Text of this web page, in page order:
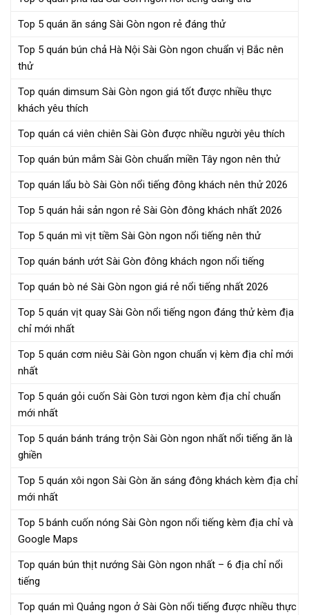
Top 5 quán ăn sáng Sài Gòn ngon rẻ đáng thử
Top 5 quán bún chả Hà Nội Sài Gòn ngon chuẩn vị Bắc nên
thử
Top quán dimsum Sài Gòn ngon giá tốt được nhiều thực
khách yêu thích
Top quán cá viên chiên Sài Gòn được nhiều người yêu thích
Top quán bún mắm Sài Gòn chuẩn miền Tây ngon nên thử
Top quán lẩu bò Sài Gòn nổi tiếng đông khách nên thử 2026
Top 5 quán hải sản ngon rẻ Sài Gòn đông khách nhất 2026
Top 5 quán mì vịt tiềm Sài Gòn ngon nổi tiếng nên thử
Top quán bánh ướt Sài Gòn đông khách ngon nổi tiếng
Top quán bò né Sài Gòn ngon giá rẻ nổi tiếng nhất 2026
Top 5 quán vịt quay Sài Gòn nổi tiếng ngon đáng thử kèm địa
chỉ mới nhất
Top 5 quán cơm niêu Sài Gòn ngon chuẩn vị kèm địa chỉ mới
nhất
Top 5 quán gỏi cuốn Sài Gòn tươi ngon kèm địa chỉ chuẩn
mới nhất
Top 5 quán bánh tráng trộn Sài Gòn ngon nhất nổi tiếng ăn là
ghiền
Top 5 quán xôi ngon Sài Gòn ăn sáng đông khách kèm địa chỉ
mới nhất
Top 5 bánh cuốn nóng Sài Gòn ngon nổi tiếng kèm địa chỉ và
Google Maps
Top quán bún thịt nướng Sài Gòn ngon nhất – 6 địa chỉ nổi
tiếng
Top quán mì Quảng ngon ở Sài Gòn nổi tiếng được nhiều thực